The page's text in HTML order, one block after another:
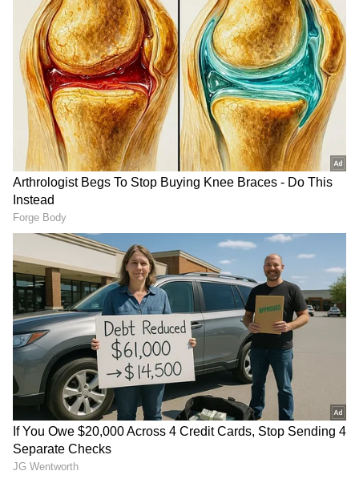
ಪ್ರಕರಣ ಸಂಪೂರ್ಣವಾಗಿ ತಿಳಿದಿದೆ. ತಿಳಿದೂ ತಿಳಿದೂ
ಹೋರಾಟ ಮಾಡುತ್ತೇವೆ ಎನ್ನುವುದು ರಾಜಕೀಯ. ಕಾವೇರಿ
ನೀರನ್ನು ಯಾರ ಆದೇಶದ ಮೇರೆಗೆ ಬಿಡುತ್ತಿದ್ದೇವೆ ಎನ್ನುವುದು
ಮಾಜಿ ಮುಖ್ಯಮಂತ್ರಿ ಯಡಿಯೂರಪ್ಪ ಅವರಿಗೂ ಚೆನ್ನಾಗಿ
ಗೊತ್ತಿದೆ.
ಎಲ್ಲ ಗೊತ್ತಿದ್ದೂ ಯಡಿಯೂರಪ್ಪ ಅವರು ಹೋರಾಟ
ಮಾಡುತ್ತೇವೆ ಎನ್ನುವುದು ಸರಿಯೇ? ಒಳಗಡೆ ನಾವು
ರಾಜಕೀಯ ಮಾಡಲ್ಲ ಎನ್ನುತ್ತಾರೆ. ಹೊರಗಡೆ ಬಂದು
ಹೋರಾಟ ಮಾಡುತ್ತೇವೆ ಎನ್ನುತ್ತಾರೆ. ಇದು ಎಷ್ಟರ ಮಟ್ಟಿಗೆ
ಸರಿ? ಇದು ಕಾವೇರಿ ವಿಚಾರದಲ್ಲಿ ಮಾಡುತ್ತಿರುವ
ರಾಜಕೀಯವಲ್ಲವೇ ಎಂದು ಪ್ರಶ್ನೆ ಮಾಡಿದರು.
RECOMMENDED STORIES
'ಪ್ರಾಯಶ್ಚಿತ ಯಾತ್ರೆಗೆ ಸ್ವಾಗತ..'
ಬಿಡದಿ ಟೌನ್‌ಶಿಪ್ ಜಟಾಪಟಿ,
ಜೆಡಿಎಸ್ ಪಾದಯಾತ್ರೆಗೆ ಕಾಂಗ್ರೆಸ್
KRS Party: ವಾಲ್ಮೀಕಿ ನಿಗಮ